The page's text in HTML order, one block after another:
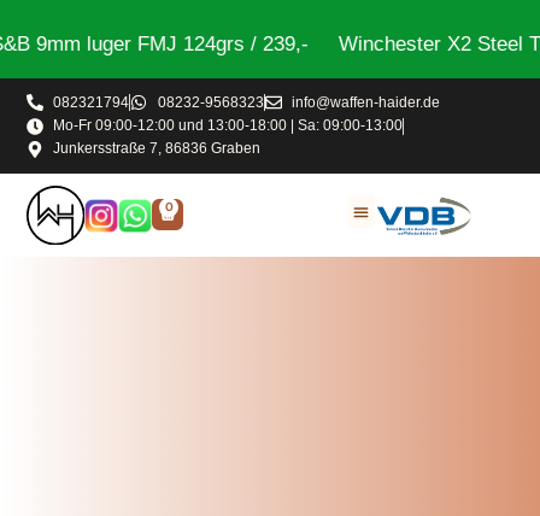
luger FMJ 124grs / 239,- Winchester X2 Steel
082321794 08232-9568323
info@waffen-haider.de
Mo-Fr 09:00-12:00 und 13:00-18:00 | Sa: 09:00-13:00
Junkersstraße 7, 86836 Graben
0